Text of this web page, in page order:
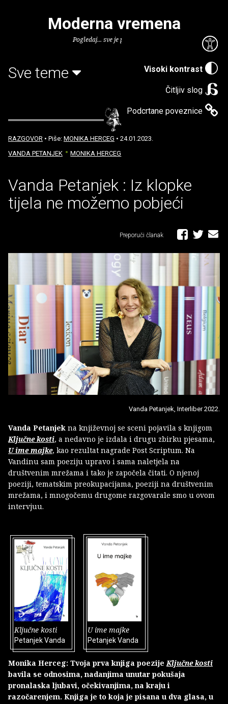
Visoki kontrast
Čitljiv slog
Podcrtane poveznice
Moderna vremena
Pogledaj... sve je puno knjiga.
Sve teme
RAZGOVOR • Piše: MONIKA HERCEG • 24.01.2023.
VANDA PETANJEK
MONIKA HERCEG
Vanda Petanjek : Iz klopke
tijela ne možemo pobjeći
Preporuči članak
Vanda Petanjek, Interliber 2022.
Vanda Petanjek na književnoj se sceni pojavila s knjigom
Ključne kosti, a nedavno je izdala i drugu zbirku pjesama,
U ime majke, kao rezultat nagrade Post Scriptum. Na
Vandinu sam poeziju upravo i sama naletjela na
društvenim mrežama i tako je započela čitati. O njenoj
poeziji, tematskim preokupacijama, poeziji na društvenim
mrežama, i mnogočemu drugome razgovarale smo u ovom
intervjuu.
Ključne kosti
Petanjek Vanda
U ime majke
Petanjek Vanda
Monika Herceg: Tvoja prva knjiga poezije Ključne kosti
bavila se odnosima, nadanjima unutar pokušaja
pronalaska ljubavi, očekivanjima, na kraju i
razočarenjem. Knjiga je to koja je pisana u dva glasa, u